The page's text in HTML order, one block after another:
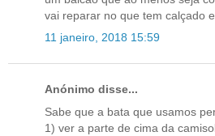
vai reparar no que tem calçado
11 janeiro, 2018 15:59
Anónimo disse...
Sabe que a bata que usamos
1) ver a parte de cima da